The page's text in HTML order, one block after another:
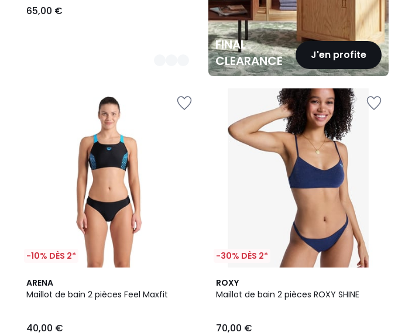
65,00 €
FINAL
CLEARANCE
J'en profite
-10% DÈS 2*
ARENA
Maillot de bain 2 pièces Feel Maxfit
40,00 €
5
/
-30% DÈS 2*
ROXY
Maillot de bain 2 pièces ROXY SHINE
70,00 €
4
/